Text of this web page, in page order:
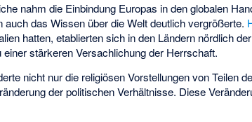
nahm die Einbindung Europas in den globalen
auch das Wissen über die Welt deutlich vergrößerte.
hatten, etablierten sich in den Ländern nördlich
stärkeren Versachlichung der Herrschaft.
nicht nur die religiösen Vorstellungen von Teilen
der politischen Verhältnisse. Diese